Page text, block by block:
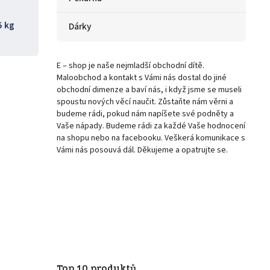
Dárky
E – shop je naše nejmladší obchodní dítě.
Maloobchod a kontakt s Vámi nás dostal do jiné
obchodní dimenze a baví nás, i když jsme se museli
spoustu nových věcí naučit. Zůstaňte nám věrni a
budeme rádi, pokud nám napíšete své podněty a
Vaše nápady. Budeme rádi za každé Vaše hodnocení
na shopu nebo na facebooku. Veškerá komunikace s
Vámi nás posouvá dál. Děkujeme a opatrujte se.
kg